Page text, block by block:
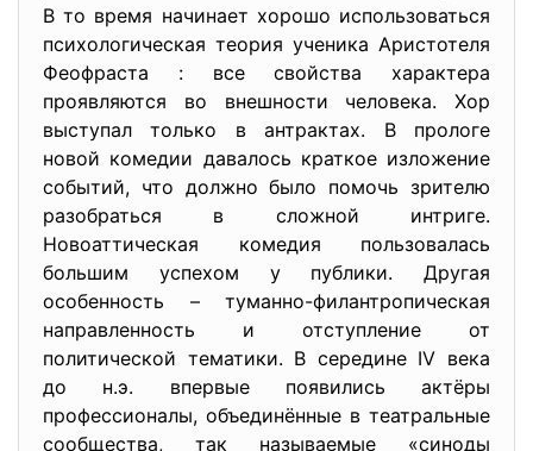
В то время начинает хорошо использоваться
психологическая теория ученика Аристотеля
Феофраста : все свойства характера
проявляются во внешности человека. Хор
выступал только в антрактах. В прологе
новой комедии давалось краткое изложение
событий, что должно было помочь зрителю
разобраться в сложной интриге.
Новоаттическая комедия пользовалась
большим успехом у публики. Другая
особенность – туманно-филантропическая
направленность и отступление от
политической тематики. В середине IV века
до н.э. впервые появились актёры
профессионалы, объединённые в театральные
сообщества, так называемые «синоды